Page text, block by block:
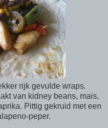
rijk gevulde wraps.
van kidney beans, mais,
Pittig gekruid met een
peper.